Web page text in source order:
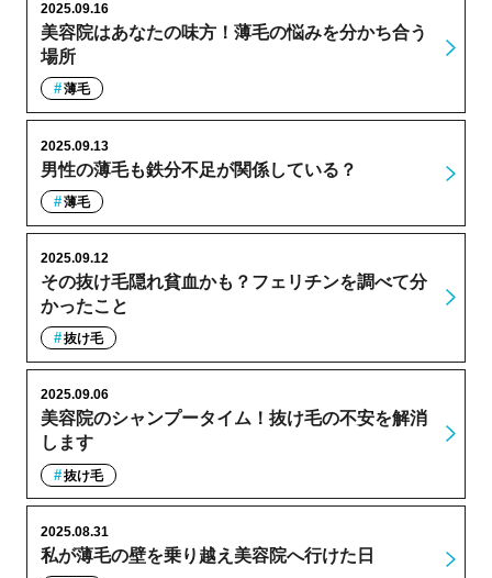
美容院はあなたの味方！薄毛の悩みを分かち合う
場所
2025.09.16
薄毛
男性の薄毛も鉄分不足が関係している？
2025.09.13
薄毛
その抜け毛隠れ貧血かも？フェリチンを調べて分
かったこと
2025.09.12
抜け毛
美容院のシャンプータイム！抜け毛の不安を解消
します
2025.09.06
抜け毛
私が薄毛の壁を乗り越え美容院へ行けた日
2025.08.31